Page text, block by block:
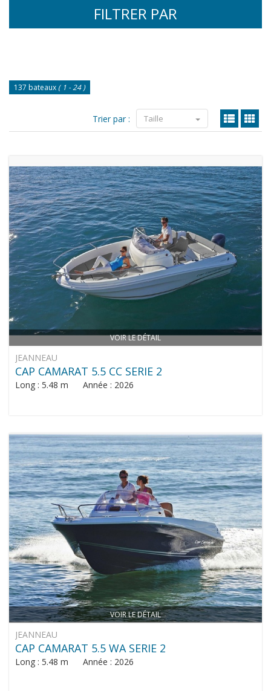
FILTRER PAR
137 bateaux ( 1 - 24 )
Trier par : Taille
VOIR LE DÉTAIL
JEANNEAU
CAP CAMARAT 5.5 CC SERIE 2
Long : 5.48 m Année : 2026
VOIR LE DÉTAIL
JEANNEAU
CAP CAMARAT 5.5 WA SERIE 2
Long : 5.48 m Année : 2026